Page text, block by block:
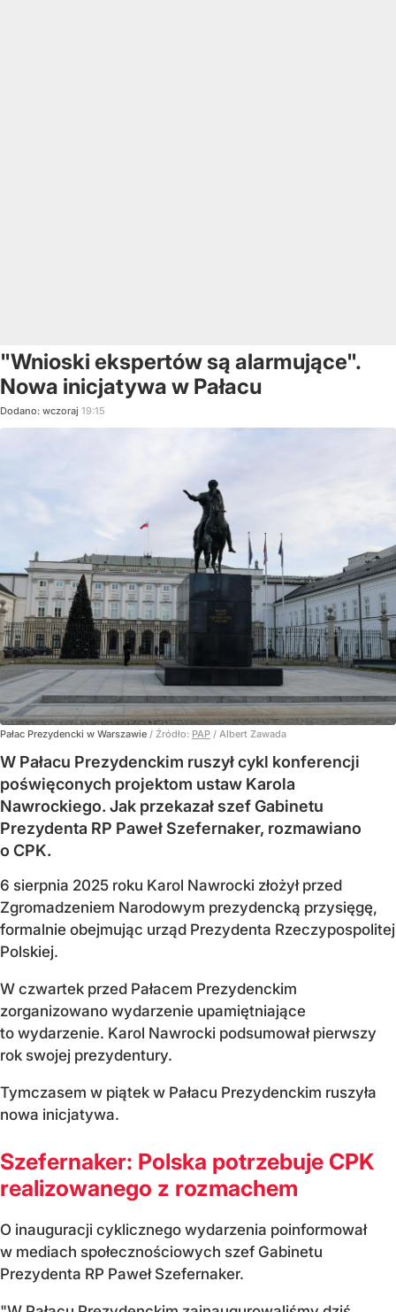
"Wnioski ekspertów są alarmujące".
Nowa inicjatywa w Pałacu
Dodano: wczoraj 19:15
Pałac Prezydencki w Warszawie / Źródło: PAP / Albert Zawada
W Pałacu Prezydenckim ruszył cykl konferencji
poświęconych projektom ustaw Karola
Nawrockiego. Jak przekazał szef Gabinetu
Prezydenta RP Paweł Szefernaker, rozmawiano
o CPK.
6 sierpnia 2025 roku Karol Nawrocki złożył przed
Zgromadzeniem Narodowym prezydencką przysięgę,
formalnie obejmując urząd Prezydenta Rzeczypospolitej
Polskiej.
W czwartek przed Pałacem Prezydenckim
zorganizowano wydarzenie upamiętniające
to wydarzenie. Karol Nawrocki podsumował pierwszy
rok swojej prezydentury.
Tymczasem w piątek w Pałacu Prezydenckim ruszyła
nowa inicjatywa.
Szefernaker: Polska potrzebuje CPK
realizowanego z rozmachem
O inauguracji cyklicznego wydarzenia poinformował
w mediach społecznościowych szef Gabinetu
Prezydenta RP Paweł Szefernaker.